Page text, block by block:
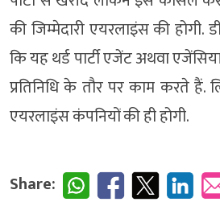
की जिम्‍मेदारी एयरलाइंस की
कि यह थर्ड पार्टी एजेंट अथवा
प्रतिनिधि के तौर पर काम करते हैं.
एयरलाइंस कंपनियों की ही होगी.
Share: